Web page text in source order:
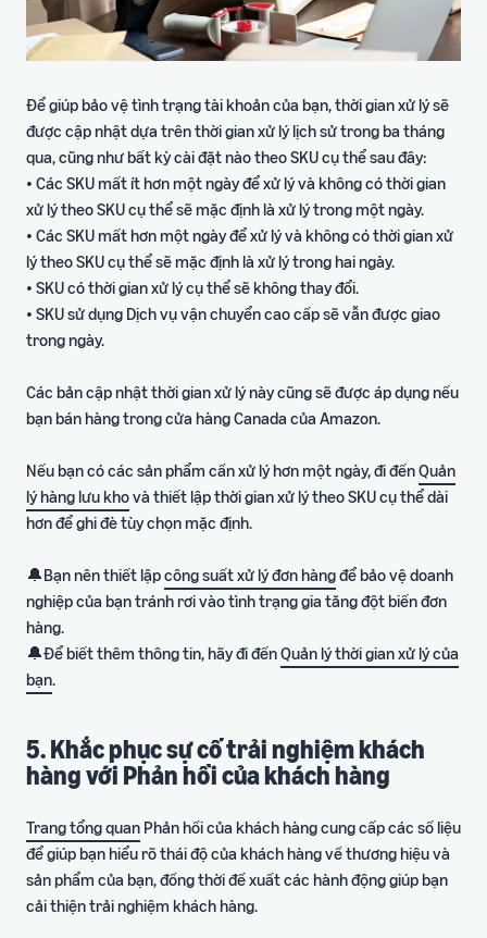
Để giúp bảo vệ tình trạng tài khoản của bạn, thời gian xử lý sẽ
được cập nhật dựa trên thời gian xử lý lịch sử trong ba tháng
qua, cũng như bất kỳ cài đặt nào theo SKU cụ thể sau đây:
• Các SKU mất ít hơn một ngày để xử lý và không có thời gian
xử lý theo SKU cụ thể sẽ mặc định là xử lý trong một ngày.
• Các SKU mất hơn một ngày để xử lý và không có thời gian xử
lý theo SKU cụ thể sẽ mặc định là xử lý trong hai ngày.
• SKU có thời gian xử lý cụ thể sẽ không thay đổi.
• SKU sử dụng Dịch vụ vận chuyển cao cấp sẽ vẫn được giao
trong ngày.
Các bản cập nhật thời gian xử lý này cũng sẽ được áp dụng nếu
bạn bán hàng trong cửa hàng Canada của Amazon.
Nếu bạn có các sản phẩm cần xử lý hơn một ngày, đi đếnQuản
lý hàng lưu khovà thiết lập thời gian xử lý theo SKU cụ thể dài
hơn để ghi đè tùy chọn mặc định.
🔔Bạn nên thiết lậpcông suất xử lý đơn hàngđể bảo vệ doanh
nghiệp của bạn tránh rơi vào tình trạng gia tăng đột biến đơn
hàng.
🔔Để biết thêm thông tin, hãy đi đếnQuản lý thời gian xử lý của
bạn.
5. Khắc phục sự cố trải nghiệm khách
hàng với Phản hồi của khách hàng
Trang tổng quan Phản hồi của khách hàng cung cấp các số liệu
để giúp bạn hiểu rõ thái độ của khách hàng về thương hiệu và
sản phẩm của bạn, đồng thời đề xuất các hành động giúp bạn
cải thiện trải nghiệm khách hàng.